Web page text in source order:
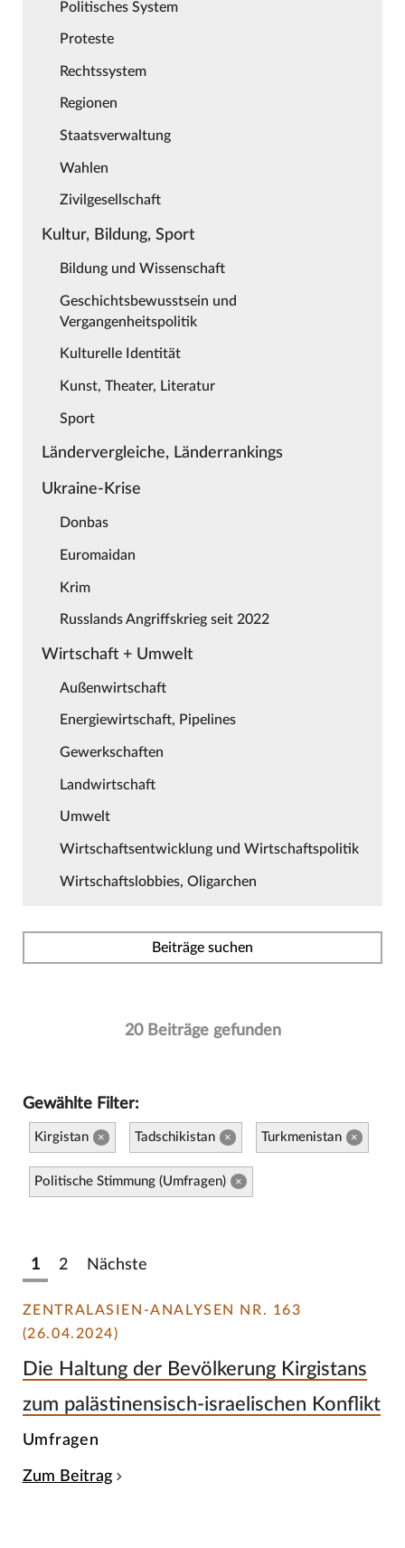
Politisches System
Proteste
Rechtssystem
Regionen
Staatsverwaltung
Wahlen
Zivilgesellschaft
Kultur, Bildung, Sport
Bildung und Wissenschaft
Geschichtsbewusstsein und
Vergangenheitspolitik
Kulturelle Identität
Kunst, Theater, Literatur
Sport
Ländervergleiche, Länderrankings
Ukraine-Krise
Donbas
Euromaidan
Krim
Russlands Angriffskrieg seit 2022
Wirtschaft + Umwelt
Außenwirtschaft
Energiewirtschaft, Pipelines
Gewerkschaften
Landwirtschaft
Umwelt
Wirtschaftsentwicklung und Wirtschaftspolitik
Wirtschaftslobbies, Oligarchen
Beiträge suchen
20 Beiträge gefunden
Gewählte Filter:
Kirgistan × Tadschikistan × Turkmenistan ×
Politische Stimmung (Umfragen) ×
1 2 Nächste
ZENTRALASIEN-ANALYSEN NR. 163
(26.04.2024)
Die Haltung der Bevölkerung Kirgistans
zum palästinensisch-israelischen Konflikt
Umfragen
Zum Beitrag